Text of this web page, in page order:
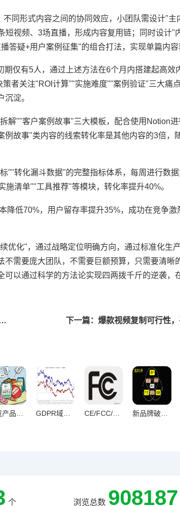
同形式内容之间的协同效应，小团队需设计"主
视频、3场直播，形成内容复用链；同时设计"
答疑+用户案例征集"的组合打法，实现单篇内容
仅有5人，通过上述方法在6个月内搭建起高效
者关注"ROI计算""实施难度""案例验证"三大痛
淀。
""客户案例故事"三大模板，配合使用Notion进
故事"类内容的线索转化率是其他内容的3倍，
""转化漏斗数据"的完整指标体系，每周进行数
清单""工具推荐"等模块，转化率提升40%。
降低70%，用户留存率提升35%，成功在竞争
优化"，通过战略定位明确方向，通过标准化生
需要庞大团队，不需要巨额预算，只需要清晰
以通过科学的方法论实现四两拨千斤的逆袭，
骤降，多维诱因深度剖析与破局策略 下一篇：爆款视频复制可行性
儿童产品出口欧美合规全流程解析，安全标准与法律风险指南 GDPR域外效力冲击下海外网站应对欧盟数据保护新规策略解析 CE/FCC/FDA认证适用产品全解析，电子设备与医疗产品合规指南 新品牌破局，激活首批真实用户的黄金法则
个 浏览总数 908187